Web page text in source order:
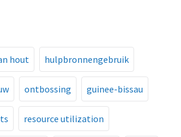
hout hulpbronnengebruik
ontbossing guinee-bissau
resource utilization